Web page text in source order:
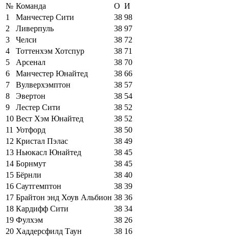
№ Команда О И
1
Манчестер Сити 38 98
2
Ливерпуль 38 97
3
Челси 38 72
4
Тоттенхэм Хотспур 38 71
5
Арсенал 38 70
6
Манчестер Юнайтед 38 66
7
Вулверхэмптон 38 57
8
Эвертон 38 54
9
Лестер Сити 38 52
10 Вест Хэм Юнайтед 38 52
11 Уотфорд 38 50
12 Кристал Пэлас 38 49
13 Ньюкасл Юнайтед 38 45
14 Борнмут 38 45
15 Бёрнли 38 40
16 Саутгемптон 38 39
17 Брайтон энд Хоув Альбион 38 36
18 Кардифф Сити 38 34
19 Фулхэм 38 26
20 Хаддерсфилд Таун 38 16